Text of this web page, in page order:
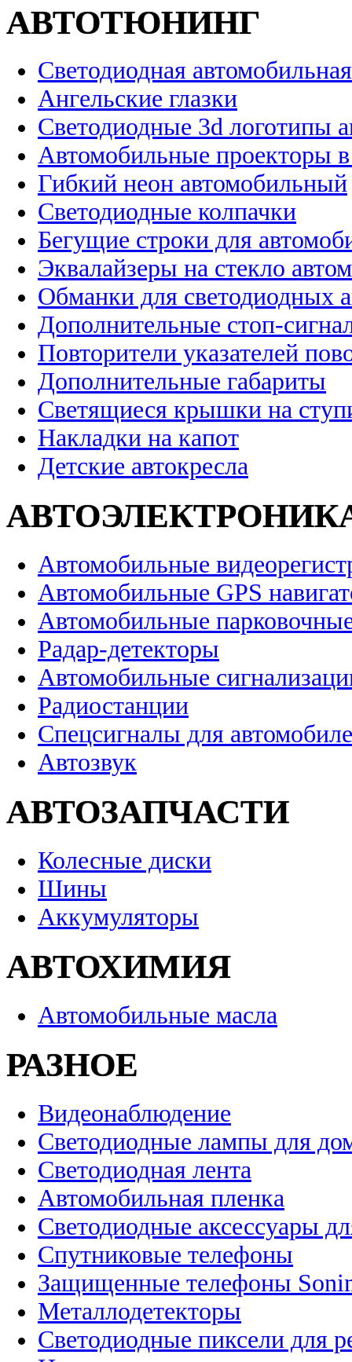
АВТОТЮНИНГ
Светодиодная
Ангельские глазки
Светодиодные 3d логотипы
Автомобильные проекторы
Гибкий неон автомобильный
Светодиодные колпачки
Бегущие строки для
Эквалайзеры на стекло
Обманки для светодиодных
Дополнительные стоп-
Повторители указателей
Дополнительные габариты
Светящиеся крышки на
Накладки на капот
Детские автокресла
Автомобильные
Автомобильные GPS
Автомобильные
Радар-детекторы
Автомобильные
Радиостанции
Спецсигналы для
Автозвук
АВТОЗАПЧАСТИ
Колесные диски
Шины
Аккумуляторы
АВТОХИМИЯ
Автомобильные масла
РАЗНОЕ
Видеонаблюдение
Светодиодные лампы для
Светодиодная лента
Автомобильная пленка
Светодиодные аксессуары
Спутниковые телефоны
Защищенные телефоны
Металлодетекторы
Светодиодные пиксели для